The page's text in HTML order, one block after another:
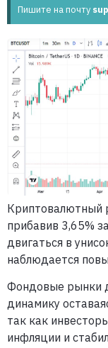
Пишите на почту
Криптовалютный
прибавив 3,65%
двигаться в
наблюдается
Фондовые рынки
динамику
так как
инфляции и